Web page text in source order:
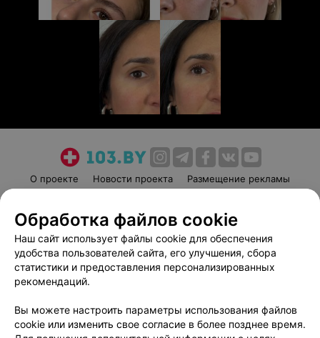
О проекте Новости проекта
Размещение рекламы
Пользовательское соглашение
Способы оплаты
Вакансии
Партнеры
Написать руководителю 103.by
Обработка персональных данных
Обработка файлов cookie
Наш сайт использует файлы cookie для обеспечения
удобства пользователей сайта, его улучшения, сбора
статистики и предоставления персонализированных
рекомендаций.
Вы можете настроить параметры использования файлов
cookie или изменить свое согласие в более позднее время.